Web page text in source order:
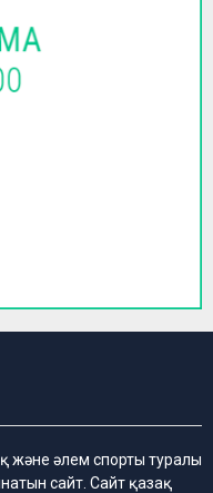
және әлем спорты туралы
сайт. Сайт қазақ